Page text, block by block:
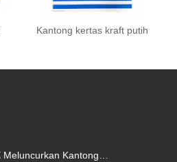
Kantong kertas kraft putih
Meluncurkan Kantong